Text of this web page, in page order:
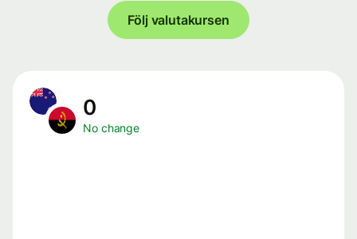
Följ valutakursen
0
No change